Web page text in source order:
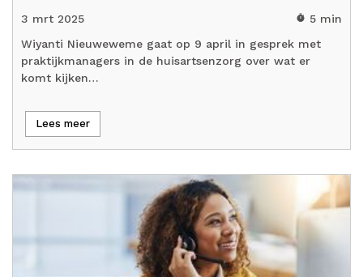
3 mrt 2025 timer 5 min
Wiyanti Nieuweweme gaat op 9 april in gesprek met
praktijkmanagers in de huisartsenzorg over wat er
komt kijken…
Lees meer